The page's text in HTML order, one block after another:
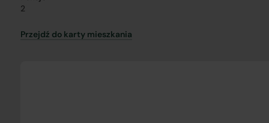
2
Przejdź do karty mieszkania